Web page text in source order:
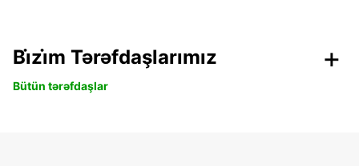
Bi̇zi̇m Tərəfdaşlarımız
Bütün tərəfdaşlar